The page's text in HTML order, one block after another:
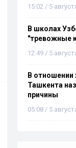
15:02 / 5
В школах
"тревожные
12:49 / 5
В отношении
Ташкента
причины
05:08 / 5